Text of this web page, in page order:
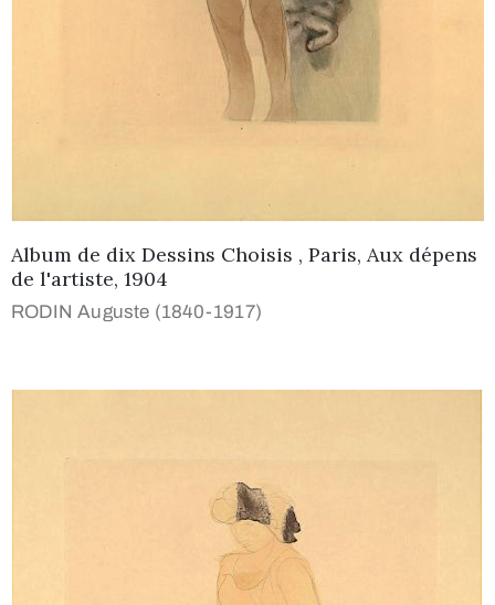
Album de dix Dessins Choisis , Paris, Aux dépens
de l'artiste, 1904
RODIN Auguste (1840-1917)